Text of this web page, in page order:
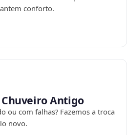
conforto.
Antigo
ou com falhas? Fazemos a troca
novo.